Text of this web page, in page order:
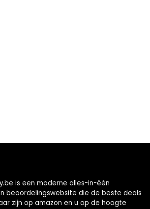
is een moderne alles-in-één
beoordelingswebsite die de beste deals
zijn op amazon en u op de hoogte